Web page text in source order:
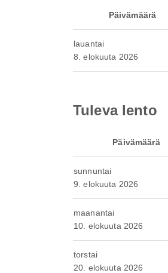
Päivämäärä
lauantai
8. elokuuta 2026
Tuleva lento
Päivämäärä
sunnuntai
9. elokuuta 2026
maanantai
10. elokuuta 2026
torstai
20. elokuuta 2026